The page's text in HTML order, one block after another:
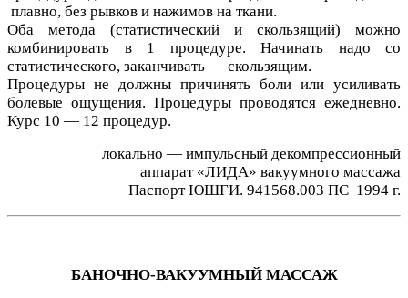
плавно, без рывков и нажимов на ткани.
Оба метода (статистический и скользящий) можно
комбинировать в 1 процедуре. Начинать надо со
статистического, заканчивать — скользящим.
Процедуры не должны причинять боли или усиливать
болевые ощущения. Процедуры проводятся ежедневно.
Курс 10 — 12 процедур.
локально — импульсный декомпрессионный
аппарат «ЛИДА» вакуумного массажа
Паспорт ЮШГИ. 941568.003 ПС 1994 г.
БАНОЧНО-ВАКУУМНЫЙ МАССАЖ